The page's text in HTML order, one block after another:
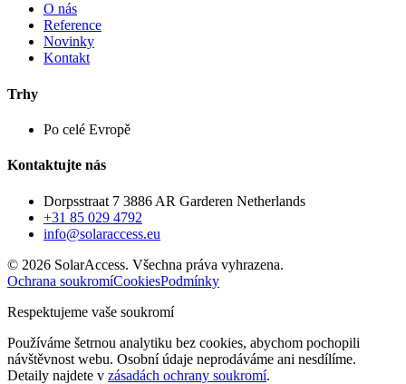
O nás
Reference
Novinky
Kontakt
Trhy
Po celé Evropě
Kontaktujte nás
Dorpsstraat 7 3886 AR Garderen Netherlands
+31 85 029 4792
info@solaraccess.eu
© 2026 SolarAccess. Všechna práva vyhrazena.
Ochrana soukromíCookiesPodmínky
Respektujeme vaše soukromí
Používáme šetrnou analytiku bez cookies, abychom pochopili
návštěvnost webu. Osobní údaje neprodáváme ani nesdílíme.
Detaily najdete v zásadách ochrany soukromí.